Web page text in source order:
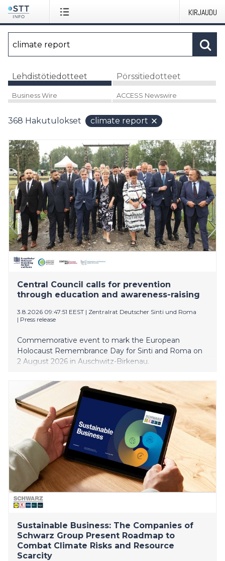
KIRJAUDU
Lehdistötiedotteet Pörssitiedotteet
Business Wire ACCESS Newswire
368 Hakutulokset climate report
Central Council calls for prevention
through education and awareness-raising
3.8.2026 09:47:51 EEST | Zentralrat Deutscher Sinti und Roma
| Press release
Commemorative event to mark the European
Holocaust Remembrance Day for Sinti and Roma on
2 August 2026 in Auschwitz-Birkenau.
Sustainable Business: The Companies of
Schwarz Group Present Roadmap to
Combat Climate Risks and Resource
Scarcity